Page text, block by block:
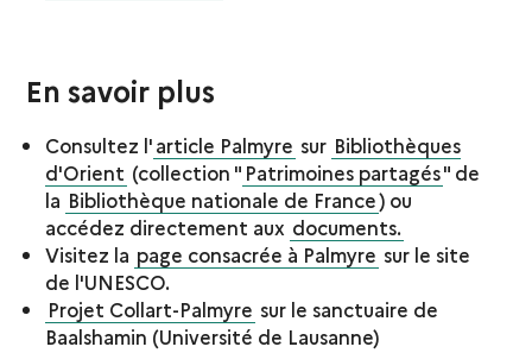
En savoir plus
Consultez l'article Palmyre sur Bibliothèques
d'Orient (collection " Patrimoines partagés" de
la Bibliothèque nationale de France) ou
accédez directement aux documents.
Visitez la page consacrée à Palmyre sur le site
de l'UNESCO.
Projet Collart-Palmyre sur le sanctuaire de
Baalshamin (Université de Lausanne)